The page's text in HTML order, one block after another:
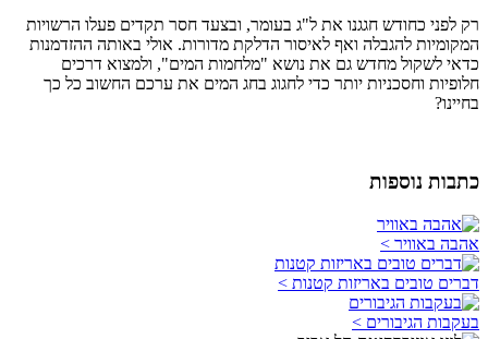
רק לפני כחודש חגגנו את ל"ג בעומר, ובצעד חסר תקדים פעלו הרשויות
המקומיות להגבלה ואף לאיסור הדלקת מדורות. אולי באותה ההזדמנות
כדאי לשקול מחדש גם את נושא "מלחמות המים", ולמצוא דרכים
חלופיות וחסכניות יותר כדי לחגוג בחג המים את ערכם החשוב כל כך
בחיינו?
כתבות נוספות
אהבה באוויר >
דברים טובים באריזות קטנות >
בעקבות הגיבורים >